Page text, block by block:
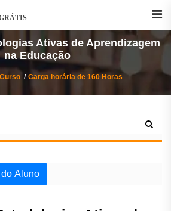
Curso
Ativas de Aprendizagem
na Educação
Carga horária de 160 Horas
Aluno